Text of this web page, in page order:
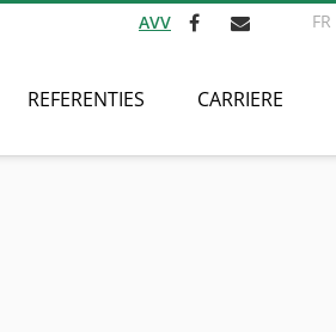
AVV FR
REFERENTIES CARRIERE